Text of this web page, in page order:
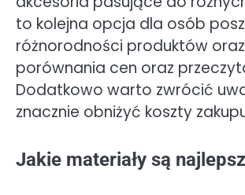
to kolejna opcja dla osób
różnorodności produktów
porównania cen oraz
Dodatkowo warto zwrócić
znacznie obniżyć koszty
Jakie materiały są